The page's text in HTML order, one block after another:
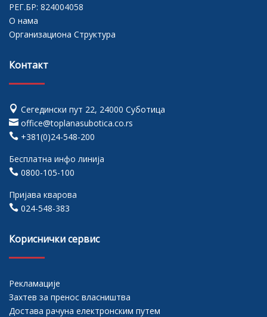
РЕГ.БР: 824004058
О нама
Организациона Структура
Контакт
 Сегедински пут 22, 24000 Суботица
 office@toplanasubotica.co.rs
 +381(0)24-548-200
Бесплатна инфо линија
 0800-105-100
Пријава кварова
 024-548-383
Кориснички сервис
Рекламације
Захтев за пренос власништва
Достава рачуна електронским путем